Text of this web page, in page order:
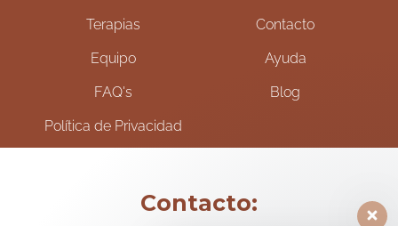
Terapias
Equipo
FAQ's
Política de Privacidad
Contacto
Ayuda
Blog
Contacto: